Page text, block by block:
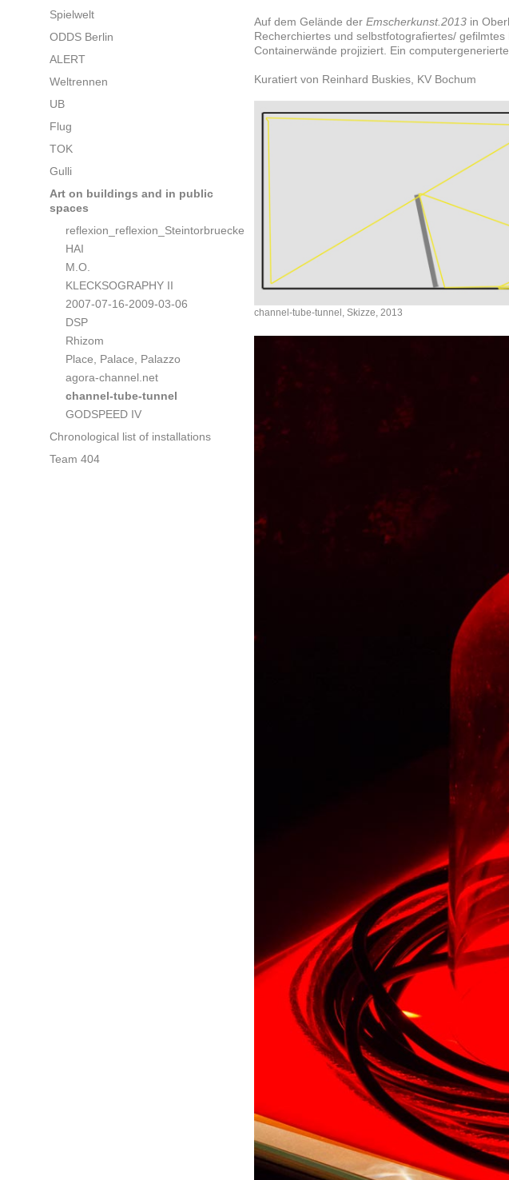
Spielwelt
ODDS Berlin
ALERT
Weltrennen
UB
Flug
TOK
Gulli
Art on buildings and in public
spaces
reflexion_reflexion_Steintorbruecke
HAI
M.O.
KLECKSOGRAPHY II
2007-07-16-2009-03-06
DSP
Rhizom
Place, Palace, Palazzo
agora-channel.net
channel-tube-tunnel
GODSPEED IV
Chronological list of installations
Team 404
Auf dem Gelände der Emscherkunst.2013 in
Recherchiertes und selbstfotografiertes/
Containerwände projiziert. Ein
Kuratiert von Reinhard Buskies, KV Bochum
channel-tube-tunnel, Skizze, 2013